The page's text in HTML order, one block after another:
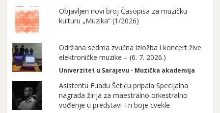
Objavljen novi broj Časopisa za muzičku
kulturu „Muzika“ (1/2026)
Održana sedma zvučna izložba i koncert žive
elektroničke muzike – (6. 7. 2026.)
Univerzitet u Sarajevu - Muzička akademija
Asistentu Fuadu Šetiću pripala Specijalna
nagrada žirija za maestralno orkestralno
vođenje u predstavi Tri boje cvekle